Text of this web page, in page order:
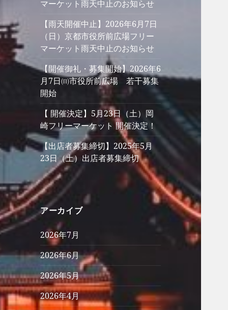
マーケット雨天中止のお知らせ
【雨天開催中止】2026年6月7日
（日）京都市役所前広場フリー
マーケット雨天中止のお知らせ
【開催御礼・募集開始】2026年6
月7日㈰市役所前広場 若干募集
開始
【 開催決定】5月23日（土）岡
崎フリーマーケット 開催決定！
【出店者募集締切】2025年5月
23日（土）出店者募集締切
アーカイブ
2026年7月
2026年6月
2026年5月
2026年4月